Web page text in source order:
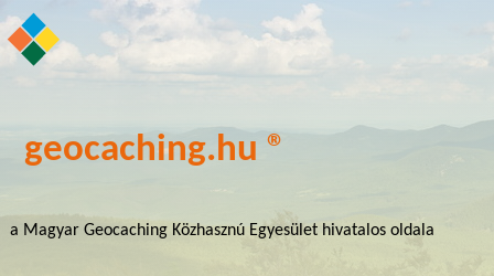
geocaching.hu ®
a Magyar Geocaching Közhasznú Egyesület hivatalos oldala